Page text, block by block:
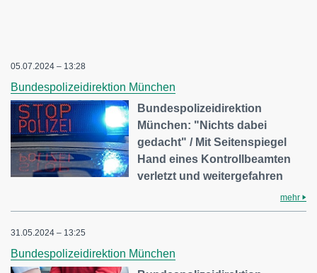
05.07.2024 – 13:28
Bundespolizeidirektion München
Bundespolizeidirektion
München: "Nichts dabei
gedacht" / Mit Seitenspiegel
Hand eines Kontrollbeamten
verletzt und weitergefahren
mehr
31.05.2024 – 13:25
Bundespolizeidirektion München